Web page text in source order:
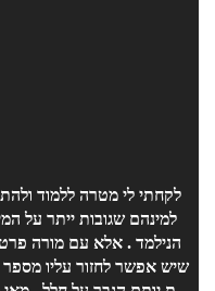
את כל המידע והכלים
רק שאופיר מלמד איך
איך לפרסם אותו למקומות
האינטרנט. אני
לקחתי לי מטרה ללמוד
למינהם שגובות ייתר על
הנילמד . אלא עם מורה